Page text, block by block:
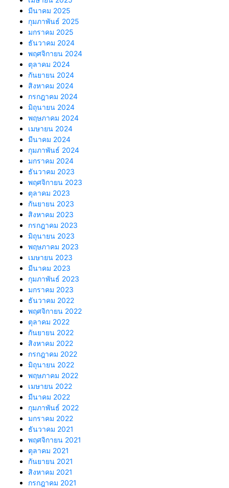
มีนาคม 2025
กุมภาพันธ์ 2025
มกราคม 2025
ธันวาคม 2024
พฤศจิกายน 2024
ตุลาคม 2024
กันยายน 2024
สิงหาคม 2024
กรกฎาคม 2024
มิถุนายน 2024
พฤษภาคม 2024
เมษายน 2024
มีนาคม 2024
กุมภาพันธ์ 2024
มกราคม 2024
ธันวาคม 2023
พฤศจิกายน 2023
ตุลาคม 2023
กันยายน 2023
สิงหาคม 2023
กรกฎาคม 2023
มิถุนายน 2023
พฤษภาคม 2023
เมษายน 2023
มีนาคม 2023
กุมภาพันธ์ 2023
มกราคม 2023
ธันวาคม 2022
พฤศจิกายน 2022
ตุลาคม 2022
กันยายน 2022
สิงหาคม 2022
กรกฎาคม 2022
มิถุนายน 2022
พฤษภาคม 2022
เมษายน 2022
มีนาคม 2022
กุมภาพันธ์ 2022
มกราคม 2022
ธันวาคม 2021
พฤศจิกายน 2021
ตุลาคม 2021
กันยายน 2021
สิงหาคม 2021
กรกฎาคม 2021